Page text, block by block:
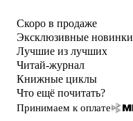
Скоро в продаже
Эксклюзивные новинки
Лучшие из лучших
Читай-журнал
Книжные циклы
Что ещё почитать?
Принимаем к оплате